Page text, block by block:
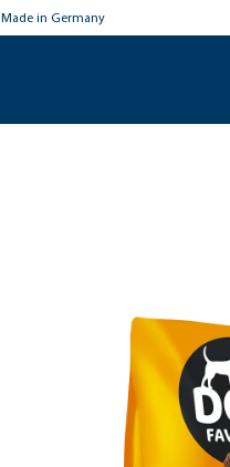
Made in Germany